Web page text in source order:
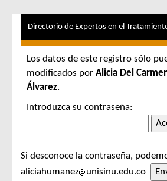
Directorio de Expertos en el
Los datos de este registro sólo
modificados por Alicia Del
Álvarez.
Introduzca su contraseña:
Si desconoce la contraseña,
aliciahumanez
unisinu.edu.co